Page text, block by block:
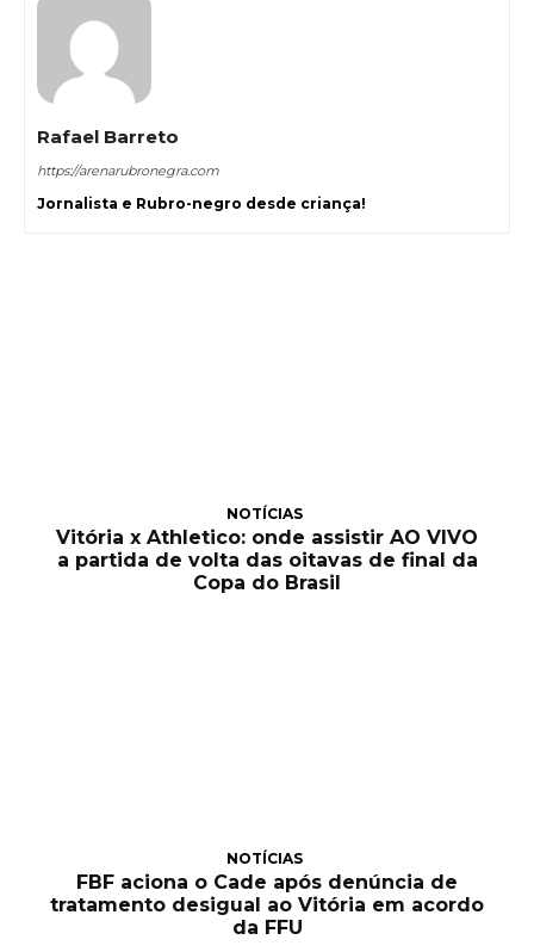
Rafael Barreto
https://arenarubronegra.com
Jornalista e Rubro-negro desde criança!
NOTÍCIAS
Vitória x Athletico: onde assistir AO VIVO
a partida de volta das oitavas de final da
Copa do Brasil
NOTÍCIAS
FBF aciona o Cade após denúncia de
tratamento desigual ao Vitória em acordo
da FFU